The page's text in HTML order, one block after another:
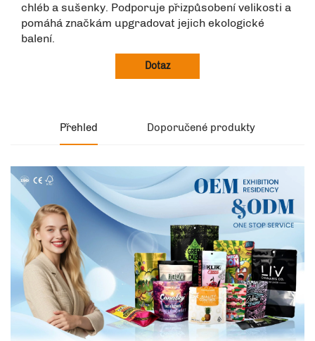
chléb a sušenky. Podporuje přizpůsobení velikosti a
pomáhá značkám upgradovat jejich ekologické
balení.
Dotaz
Přehled Doporučené produkty